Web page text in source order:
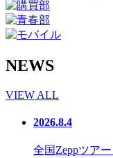
NEWS
VIEW ALL
2026.8.4
全国Zeppツア